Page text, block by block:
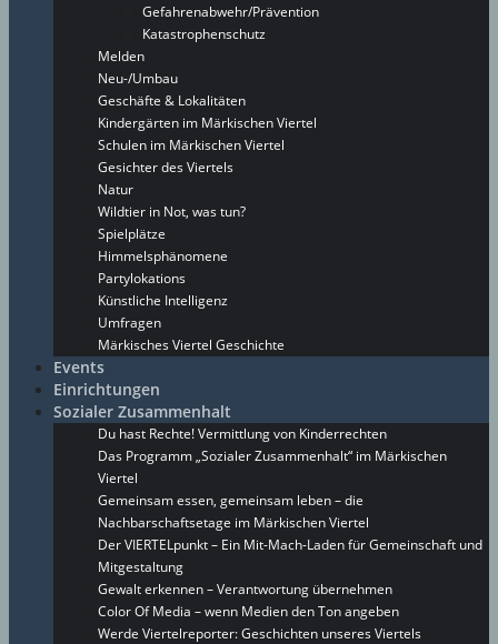
Gefahrenabwehr/Prävention
Katastrophenschutz
Melden
Neu-/Umbau
Geschäfte & Lokalitäten
Kindergärten im Märkischen Viertel
Schulen im Märkischen Viertel
Gesichter des Viertels
Natur
Wildtier in Not, was tun?
Spielplätze
Himmelsphänomene
Partylokations
Künstliche Intelligenz
Umfragen
Märkisches Viertel Geschichte
Events
Einrichtungen
Sozialer Zusammenhalt
Du hast Rechte! Vermittlung von Kinderrechten
Das Programm „Sozialer Zusammenhalt“ im Märkischen
Viertel
Gemeinsam essen, gemeinsam leben – die
Nachbarschaftsetage im Märkischen Viertel
Der VIERTELpunkt – Ein Mit-Mach-Laden für Gemeinschaft und
Mitgestaltung
Gewalt erkennen – Verantwortung übernehmen
Color Of Media – wenn Medien den Ton angeben
Werde Viertelreporter: Geschichten unseres Viertels